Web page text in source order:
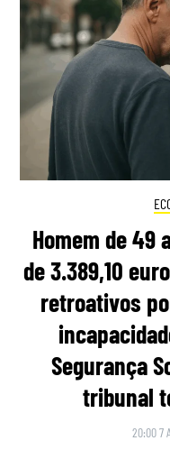
Homem de 49
de 3.389,10
retroativos
Segurança
tribunal
20:00 7